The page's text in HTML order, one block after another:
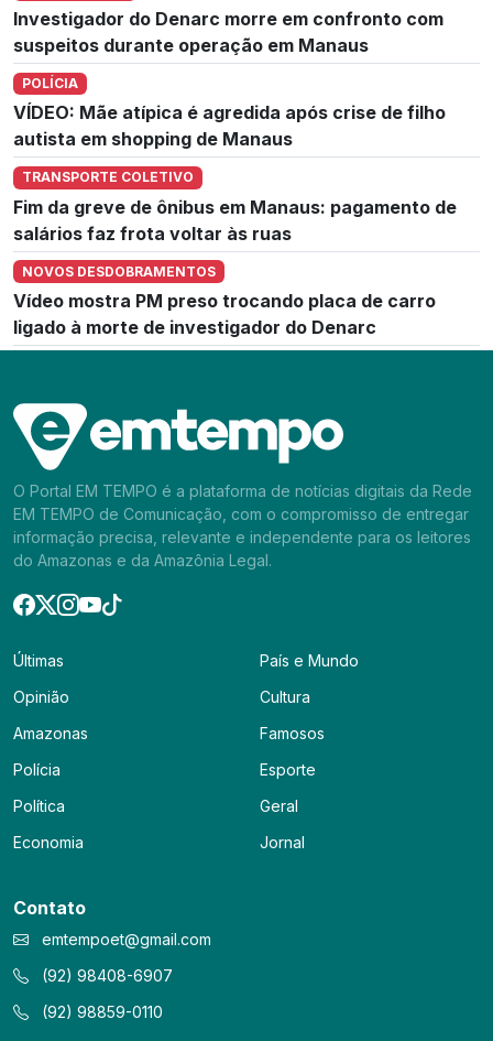
Investigador do Denarc morre em confronto com
suspeitos durante operação em Manaus
POLÍCIA
VÍDEO: Mãe atípica é agredida após crise de filho
autista em shopping de Manaus
TRANSPORTE COLETIVO
Fim da greve de ônibus em Manaus: pagamento de
salários faz frota voltar às ruas
NOVOS DESDOBRAMENTOS
Vídeo mostra PM preso trocando placa de carro
ligado à morte de investigador do Denarc
O Portal EM TEMPO é a plataforma de notícias digitais da Rede
EM TEMPO de Comunicação, com o compromisso de entregar
informação precisa, relevante e independente para os leitores
do Amazonas e da Amazônia Legal.
Últimas
Opinião
Amazonas
Polícia
Política
Economia
País e Mundo
Cultura
Famosos
Esporte
Geral
Jornal
Contato
emtempoet@gmail.com
(92) 98408-6907
(92) 98859-0110